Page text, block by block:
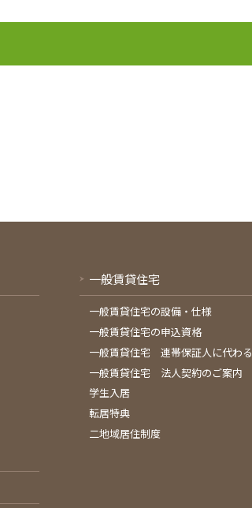
一般賃貸住宅
一般賃貸住宅の設備・仕様
一般賃貸住宅の申込資格
一般賃貸住宅 連帯保証人に代わ
一般賃貸住宅 法人契約のご案内
学生入居
転居特典
二地域居住制度